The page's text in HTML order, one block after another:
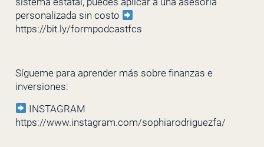
personalizada sin costo
https://bit.ly/formpodcastfcs
Sígueme para aprender más sobre finanzas e
inversiones:
INSTAGRAM
https://www.instagram.com/sophiarodriguezfa/